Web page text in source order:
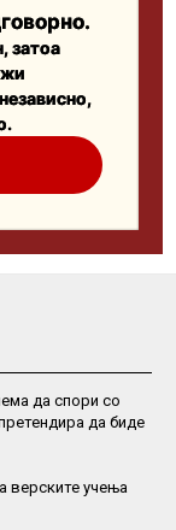
да спори со
да биде
верските учења